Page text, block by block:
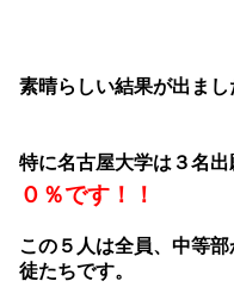
素晴らしい結果が出まし
特に名古屋大学は３名
０％です！！
この５人は全員、中等
徒たちです。